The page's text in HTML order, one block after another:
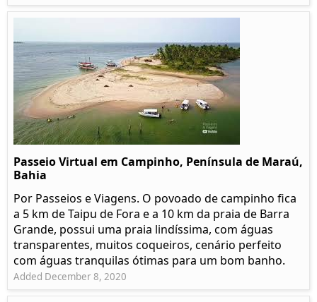
Passeio Virtual em Campinho, Península de Maraú,
Bahia
Por Passeios e Viagens. O povoado de campinho fica
a 5 km de Taipu de Fora e a 10 km da praia de Barra
Grande, possui uma praia lindíssima, com águas
transparentes, muitos coqueiros, cenário perfeito
com águas tranquilas ótimas para um bom banho.
Added December 8, 2020